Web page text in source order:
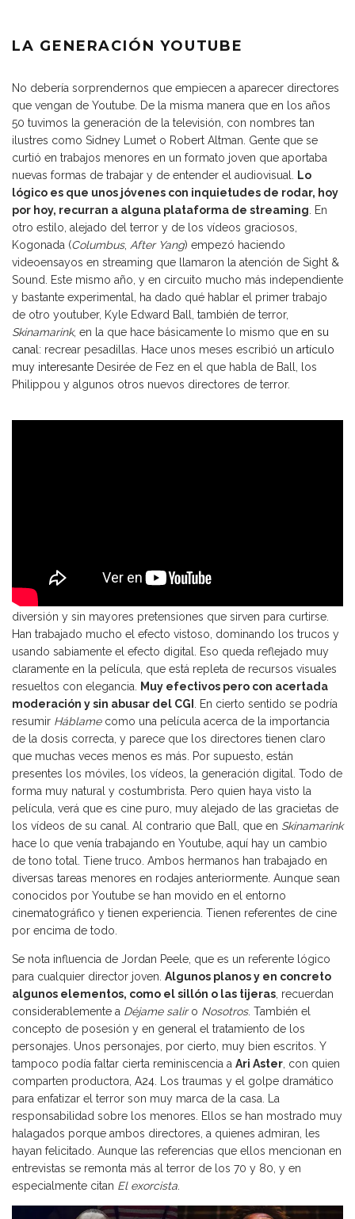
LA GENERACIÓN YOUTUBE
No debería sorprendernos que empiecen a aparecer directores
que vengan de Youtube. De la misma manera que en los años
50 tuvimos la generación de la televisión, con nombres tan
ilustres como Sidney Lumet o Robert Altman. Gente que se
curtió en trabajos menores en un formato joven que aportaba
nuevas formas de trabajar y de entender el audiovisual.
Lo
lógico es que unos jóvenes con inquietudes de rodar, hoy
por hoy, recurran a alguna plataforma de streaming . En
otro estilo, alejado del terror y de los vídeos graciosos,
Kogonada (Columbus, After Yang) empezó haciendo
videoensayos en streaming que llamaron la atención de Sight &
Sound. Este mismo año, y en circuito mucho más independiente
y bastante experimental, ha dado qué hablar el primer trabajo
de otro youtuber, Kyle Edward Ball, también de terror,
Skinamarink, en la que hace básicamente lo mismo que en su
canal : recrear pesadillas. Hace unos meses escribió un artículo
muy interesante Desirée de Fez en el que habla de Ball, los
Philippou y algunos otros nuevos directores de terror.
El tono del canal de los Philippou es de vídeos de pura
diversión y sin mayores pretensiones que sirven para curtirse.
Han trabajado mucho el efecto vistoso, dominando los trucos y
usando sabiamente el efecto digital. Eso queda reflejado muy
claramente en la película, que está repleta de recursos visuales
resueltos con elegancia. Muy efectivos pero con acertada
moderación y sin abusar del CGI . En cierto sentido se podría
resumir Háblamecomo una película acerca de la importancia
de la dosis correcta, y parece que los directores tienen claro
que muchas veces menos es más. Por supuesto, están
presentes los móviles, los vídeos, la generación digital. Todo de
forma muy natural y costumbrista. Pero quien haya visto la
película, verá que es cine puro, muy alejado de las gracietas de
los vídeos de su canal. Al contrario que Ball, que en Skinamarink
hace lo que venía trabajando en Youtube, aquí hay un cambio
de tono total. Tiene truco. Ambos hermanos han trabajado en
diversas tareas menores en rodajes anteriormente. Aunque sean
conocidos por Youtube se han movido en el entorno
cinematográfico y tienen experiencia. Tienen referentes de cine
por encima de todo.
Se nota influencia de Jordan Peele, que es un referente lógico
para cualquier director joven. Algunos planos y en concreto
algunos elementos, como el sillón o las tijeras, recuerdan
considerablemente a Déjame saliro Nosotros. También el
concepto de posesión y en general el tratamiento de los
personajes. Unos personajes, por cierto, muy bien escritos. Y
tampoco podía faltar cierta reminiscencia a Ari Aster, con quien
comparten productora, A24. Los traumas y el golpe dramático
para enfatizar el terror son muy marca de la casa. La
responsabilidad sobre los menores. Ellos se han mostrado muy
halagados porque ambos directores, a quienes admiran, les
hayan felicitado. Aunque las referencias que ellos mencionan en
entrevistas se remonta más al terror de los 70 y 80, y en
especialmente citan El exorcista.